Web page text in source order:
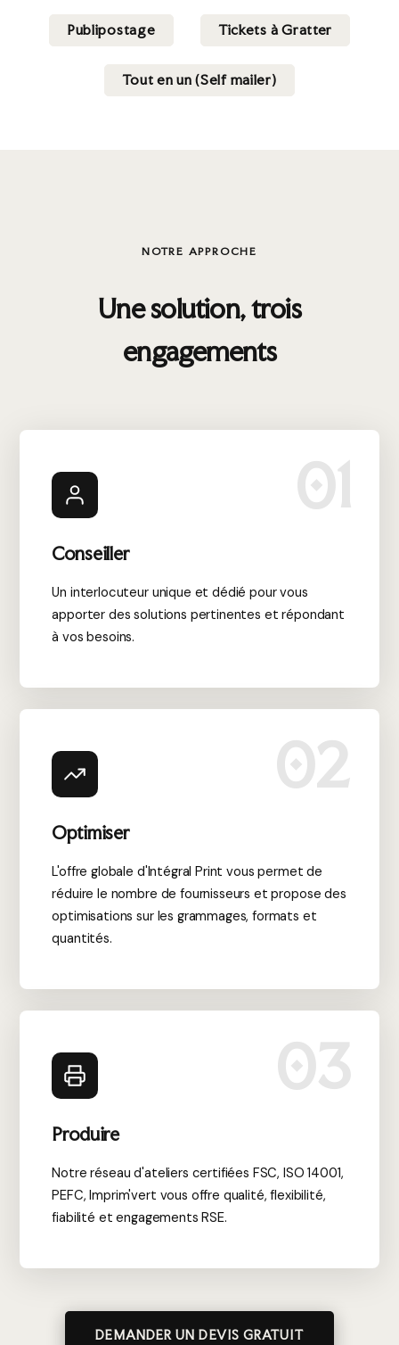
unique pour concevoir, produire et diffuser vos supports
Publipostage Tickets à Gratter
Tout en un (Self mailer)
NOTRE APPROCHE
Une solution, trois
engagements
01
Conseiller
Un interlocuteur unique et dédié pour vous
apporter des solutions pertinentes et répondant
à vos besoins.
02
Optimiser
L'offre globale d'Intégral Print vous permet de
réduire le nombre de fournisseurs et propose des
optimisations sur les grammages, formats et
quantités.
03
Produire
Notre réseau d'ateliers certifiées FSC, ISO 14001,
PEFC, Imprim'vert vous offre qualité, flexibilité,
fiabilité et engagements RSE.
DEMANDER UN DEVIS GRATUIT